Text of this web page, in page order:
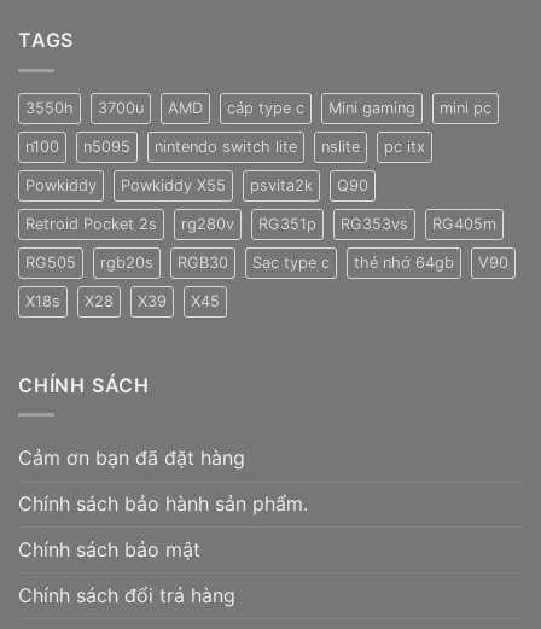
TAGS
3550h 3700u AMD cáp type c Mini gaming mini pc
n100 n5095 nintendo switch lite nslite pc itx
Powkiddy Powkiddy X55 psvita2k Q90
Retroid Pocket 2s rg280v RG351p RG353vs RG405m
RG505 rgb20s RGB30 Sạc type c thẻ nhớ 64gb V90
X18s X28 X39 X45
CHÍNH SÁCH
Cảm ơn bạn đã đặt hàng
Chính sách bảo hành sản phẩm.
Chính sách bảo mật
Chính sách đổi trả hàng